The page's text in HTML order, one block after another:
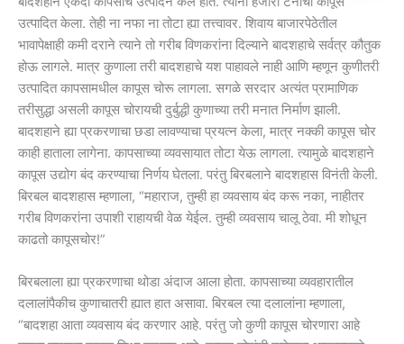
उत्पादित केला. तेही ना नफा ना तोटा ह्या तत्त्वावर. शिवाय बाजारपेठेतील
भावापेक्षाही कमी दराने त्याने तो गरीब विणकरांना दिल्याने बादशहाचे सर्वत्र कौतुक
होऊ लागले. मात्र कुणाला तरी बादशहाचे यश पाहावले नाही आणि म्हणून कुणीतरी
उत्पादित कापसामधील कापूस चोरू लागला. सगळे सरदार अत्यंत प्रामाणिक
तरीसुद्धा असली कापूस चोरायची दुर्बुद्धी कुणाच्या तरी मनात निर्माण झाली.
बादशहाने ह्या प्रकरणाचा छडा लावण्याचा प्रयत्न केला, मात्र नक्की कापूस चोर
काही हाताला लागेना. कापसाच्या व्यवसायात तोटा येऊ लागला. त्यामुळे बादशहाने
कापूस उद्योग बंद करण्याचा निर्णय घेतला. परंतु बिरबलाने बादशहास विनंती केली.
बिरबल बादशहास म्हणाला, “महाराज, तुम्ही हा व्यवसाय बंद करू नका, नाहीतर
गरीब विणकरांना उपाशी राहायची वेळ येईल. तुम्ही व्यवसाय चालू ठेवा. मी शोधून
काढतो कापूसचोर!”
बिरबलाला ह्या प्रकरणाचा थोडा अंदाज आला होता. कापसाच्या व्यवहारातील
दलालांपैकीच कुणाचातरी ह्यात हात असावा. बिरबल त्या दलालांना म्हणाला,
“बादशहा आता व्यवसाय बंद करणार आहे. परंतु जो कुणी कापूस चोरणारा आहे